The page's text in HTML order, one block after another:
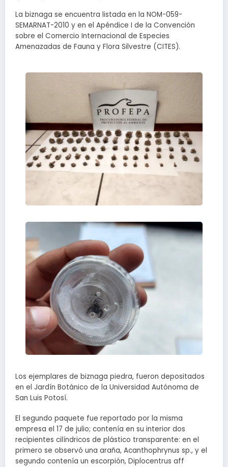
La biznaga se encuentra listada en la NOM-059-
SEMARNAT-2010 y en el Apéndice I de la Convención
sobre el Comercio Internacional de Especies
Amenazadas de Fauna y Flora Silvestre (CITES).
Los ejemplares de biznaga piedra, fueron depositados
en el Jardín Botánico de la Universidad Autónoma de
San Luis Potosí.
El segundo paquete fue reportado por la misma
empresa el 17 de julio; contenía en su interior dos
recipientes cilíndricos de plástico transparente: en el
primero se observó una araña, Acanthophrynus sp., y el
segundo contenía un escorpión, Diplocentrus aff